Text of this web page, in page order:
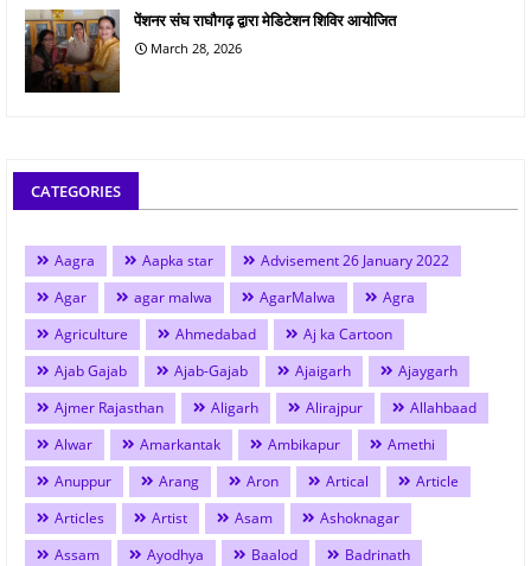
पेंशनर संघ राघौगढ़ द्वारा मेडिटेशन शिविर आयोजित
March 28, 2026
CATEGORIES
Aagra Aapka star
Advisement 26 January 2022
Agar
agar malwa AgarMalwa
Agra
Agriculture
Ahmedabad
Aj ka Cartoon
Ajab Gajab
Ajab-Gajab Ajaigarh
Ajaygarh
Ajmer Rajasthan
Aligarh Alirajpur
Allahbaad
Alwar
Amarkantak Ambikapur
Amethi
Anuppur
Arang Aron Artical
Article
Articles
Artist Asam
Ashoknagar
Assam
Ayodhya Baalod
Badrinath